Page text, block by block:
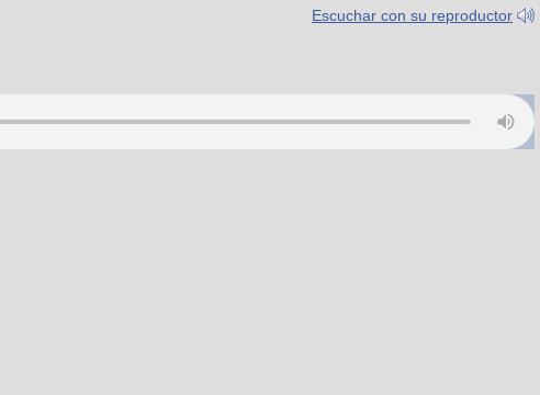
Escuchar con su reproductor